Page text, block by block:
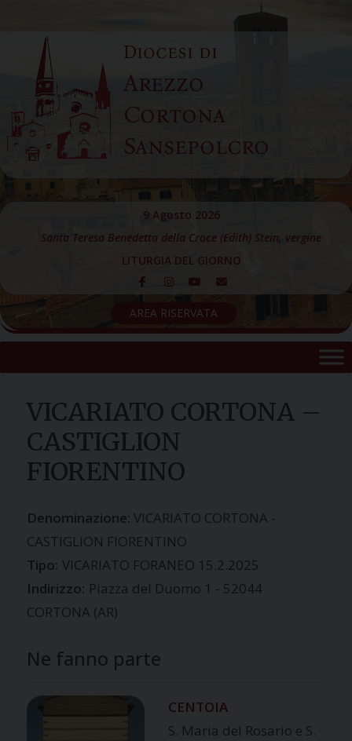
content
Diocesi di
Arezzo
Cortona
Sansepolcro
9 Agosto 2026
Santa Teresa Benedetta della Croce (Edith) Stein, vergine
LITURGIA DEL GIORNO
AREA RISERVATA
VICARIATO CORTONA –
CASTIGLION
FIORENTINO
VICARIATO CORTONA -
CASTIGLION FIORENTINO
Tipo: VICARIATO FORANEO 15.2.2025
Indirizzo: Piazza del Duomo 1 - 52044
CORTONA (AR)
Ne fanno parte
CENTOIA
S. Maria del Rosario e S.